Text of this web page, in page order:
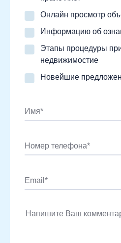
Онлайн просмотр
Информацию об
Этапы процедуры
недвижимостие
Новейшие